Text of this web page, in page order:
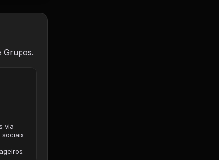
Grupos.
via
sociais